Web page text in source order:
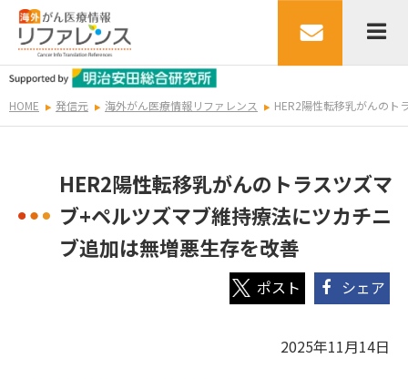
HOME 発信元 海外がん医療情報リファレンス HER2陽性転移乳がんのト
HER2陽性転移乳がんのトラスツズマ
ブ+ペルツズマブ維持療法にツカチニ
ブ追加は無増悪生存を改善
シェア
2025年11月14日